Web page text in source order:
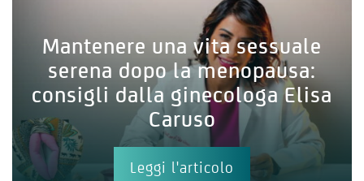
Mantenere una vita sessuale
serena dopo la menopausa:
consigli dalla ginecologa Elisa
Caruso
Leggi l'articolo